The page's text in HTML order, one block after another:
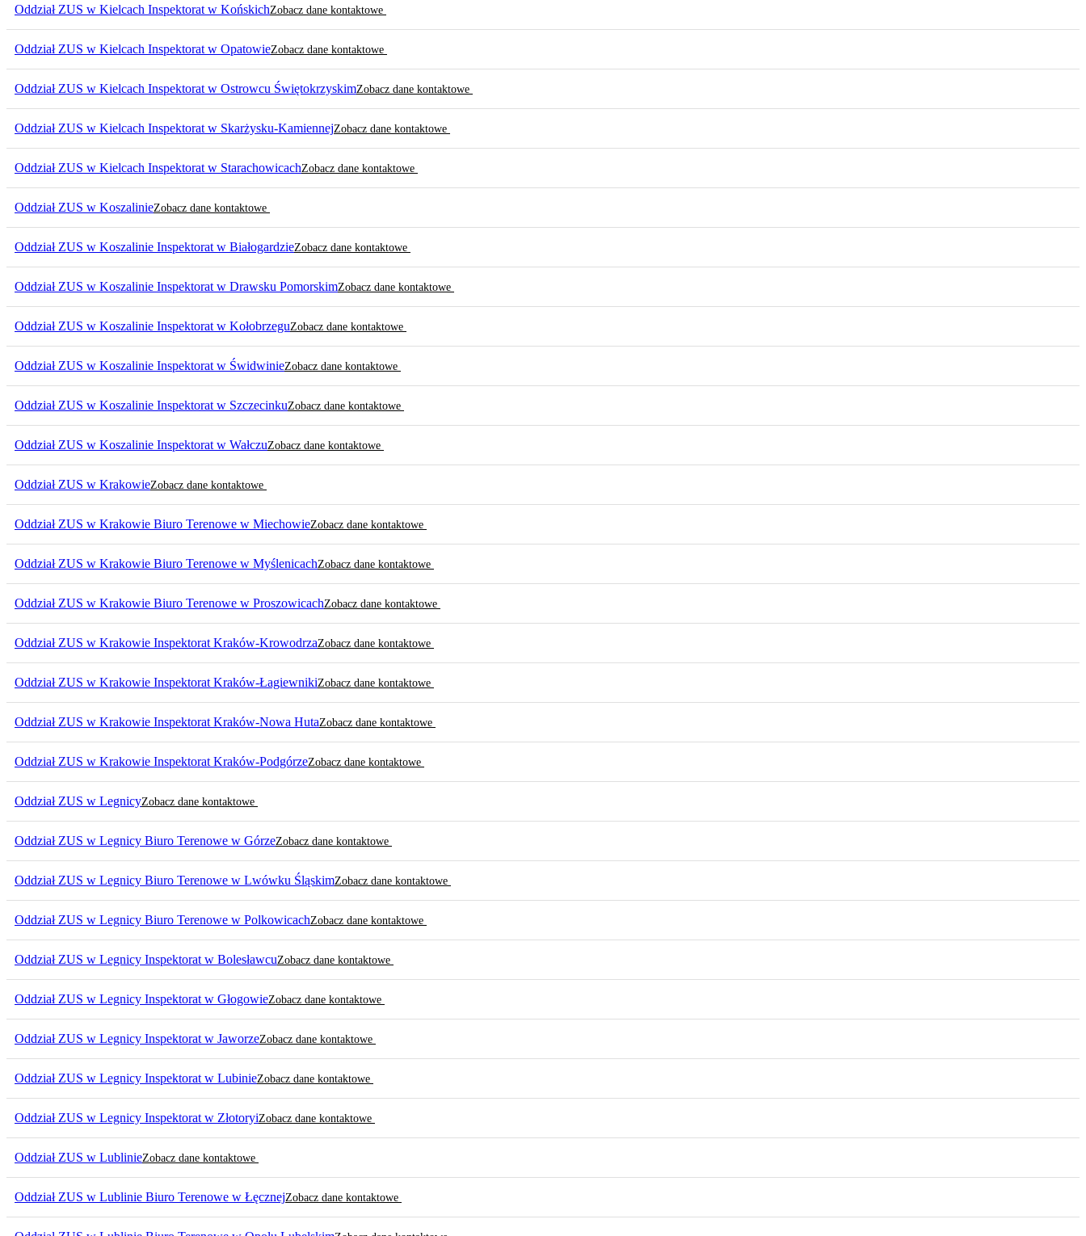
Oddział ZUS w Kielcach Inspektorat w KońskichZobacz dane kontaktowe
Oddział ZUS w Kielcach Inspektorat w OpatowieZobacz dane kontaktowe
Oddział ZUS w Kielcach Inspektorat w Ostrowcu ŚwiętokrzyskimZobacz dane kontaktowe
Oddział ZUS w Kielcach Inspektorat w Skarżysku-KamiennejZobacz dane kontaktowe
Oddział ZUS w Kielcach Inspektorat w StarachowicachZobacz dane kontaktowe
Oddział ZUS w KoszalinieZobacz dane kontaktowe
Oddział ZUS w Koszalinie Inspektorat w BiałogardzieZobacz dane kontaktowe
Oddział ZUS w Koszalinie Inspektorat w Drawsku PomorskimZobacz dane kontaktowe
Oddział ZUS w Koszalinie Inspektorat w KołobrzeguZobacz dane kontaktowe
Oddział ZUS w Koszalinie Inspektorat w ŚwidwinieZobacz dane kontaktowe
Oddział ZUS w Koszalinie Inspektorat w SzczecinkuZobacz dane kontaktowe
Oddział ZUS w Koszalinie Inspektorat w WałczuZobacz dane kontaktowe
Oddział ZUS w KrakowieZobacz dane kontaktowe
Oddział ZUS w Krakowie Biuro Terenowe w MiechowieZobacz dane kontaktowe
Oddział ZUS w Krakowie Biuro Terenowe w MyślenicachZobacz dane kontaktowe
Oddział ZUS w Krakowie Biuro Terenowe w ProszowicachZobacz dane kontaktowe
Oddział ZUS w Krakowie Inspektorat Kraków-KrowodrzaZobacz dane kontaktowe
Oddział ZUS w Krakowie Inspektorat Kraków-ŁagiewnikiZobacz dane kontaktowe
Oddział ZUS w Krakowie Inspektorat Kraków-Nowa HutaZobacz dane kontaktowe
Oddział ZUS w Krakowie Inspektorat Kraków-PodgórzeZobacz dane kontaktowe
Oddział ZUS w LegnicyZobacz dane kontaktowe
Oddział ZUS w Legnicy Biuro Terenowe w GórzeZobacz dane kontaktowe
Oddział ZUS w Legnicy Biuro Terenowe w Lwówku ŚląskimZobacz dane kontaktowe
Oddział ZUS w Legnicy Biuro Terenowe w PolkowicachZobacz dane kontaktowe
Oddział ZUS w Legnicy Inspektorat w BolesławcuZobacz dane kontaktowe
Oddział ZUS w Legnicy Inspektorat w GłogowieZobacz dane kontaktowe
Oddział ZUS w Legnicy Inspektorat w JaworzeZobacz dane kontaktowe
Oddział ZUS w Legnicy Inspektorat w LubinieZobacz dane kontaktowe
Oddział ZUS w Legnicy Inspektorat w ZłotoryiZobacz dane kontaktowe
Oddział ZUS w LublinieZobacz dane kontaktowe
Oddział ZUS w Lublinie Biuro Terenowe w ŁęcznejZobacz dane kontaktowe